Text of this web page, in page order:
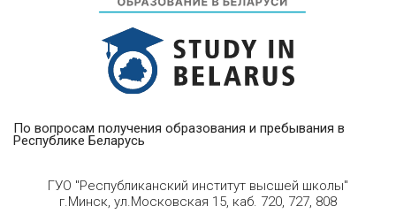
По вопросам получения образования и пребывания в
Республике Беларусь
ГУО "Республиканский институт высшей школы"
г.Минск, ул.Московская 15, каб. 720, 727, 808